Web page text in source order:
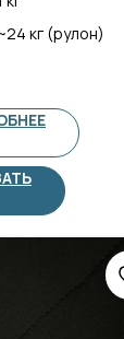
кг (рулон)